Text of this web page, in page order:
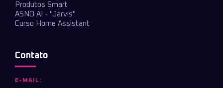
Produtos Smart
ASNO AI - "Jarvis"
Curso Home Assistant
Contato
E-MAIL: